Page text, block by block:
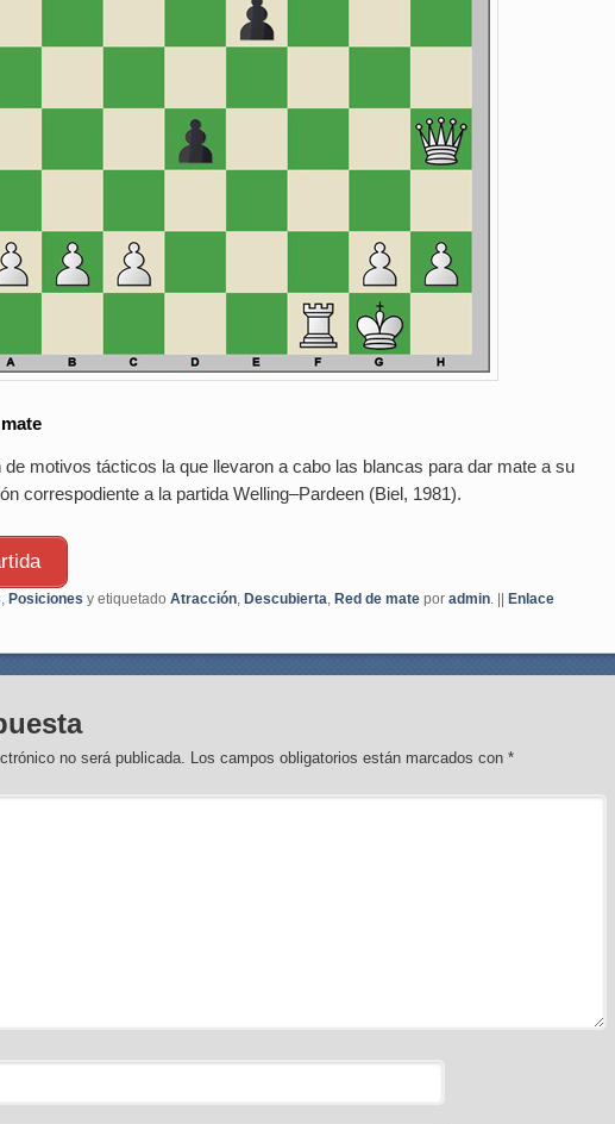
motivos tácticos la que llevaron a cabo las blancas para dar mate a su
correspodiente a la partida Welling–Pardeen (Biel, 1981).
, Posiciones y etiquetado Atracción, Descubierta, Red de mate por admin. ||
Enlace
no será publicada. Los campos obligatorios están marcados con*